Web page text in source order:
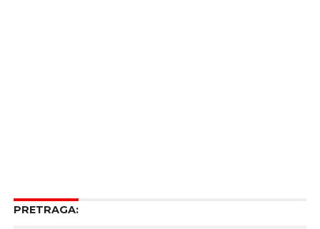
PRETRAGA: